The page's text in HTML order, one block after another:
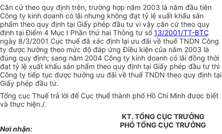
Căn cứ theo quy định trên, trường hợp năm 2003 là năm đầu tiên
Công ty kinh doanh có lãi nhưng không đạt tỷ lệ xuất khẩu sản
phẩm theo quy định tại Giấy phép đầu tư vì vậy căn cứ theo quy
định tại Điểm 4 Mục I Phần thứ hai Thông tư số13/2001/TT-BTC
ngày 8/3/2001 Cục thuế đã xác định lại ưu đãi về thuế TNDN Công
ty được hưởng theo mức độ đáp ứng Điều kiện của năm 2003 là
đúng quy định; sang năm 2004 Công ty kinh doanh có lãi đồng thời
đạt tỷ lệ xuất khẩu sản phẩm theo quy định tại Giấy phép đầu tư thì
Công ty tiếp tục được hưởng ưu đãi về thuế TNDN theo quy định tại
Giấy phép đầu tư.
Tổng cục Thuế trả lời để Cục thuế thành phố Hồ Chí Minh được biết
và thực hiện./.
Nơi nhận:
KT. TỔNG CỤC TRƯỞNG
PHÓ TỔNG CỤC TRƯỞNG